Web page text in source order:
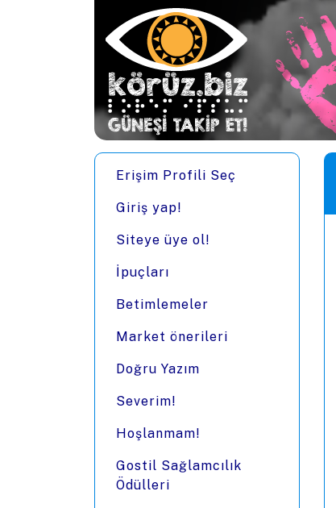
Ana içeriğe zıpla
Erişim Profili Seç
Giriş yap!
Siteye üye ol!
İpuçları
Betimlemeler
Market önerileri
Doğru Yazım
Severim!
Hoşlanmam!
Gostil Sağlamcılık
Ödülleri